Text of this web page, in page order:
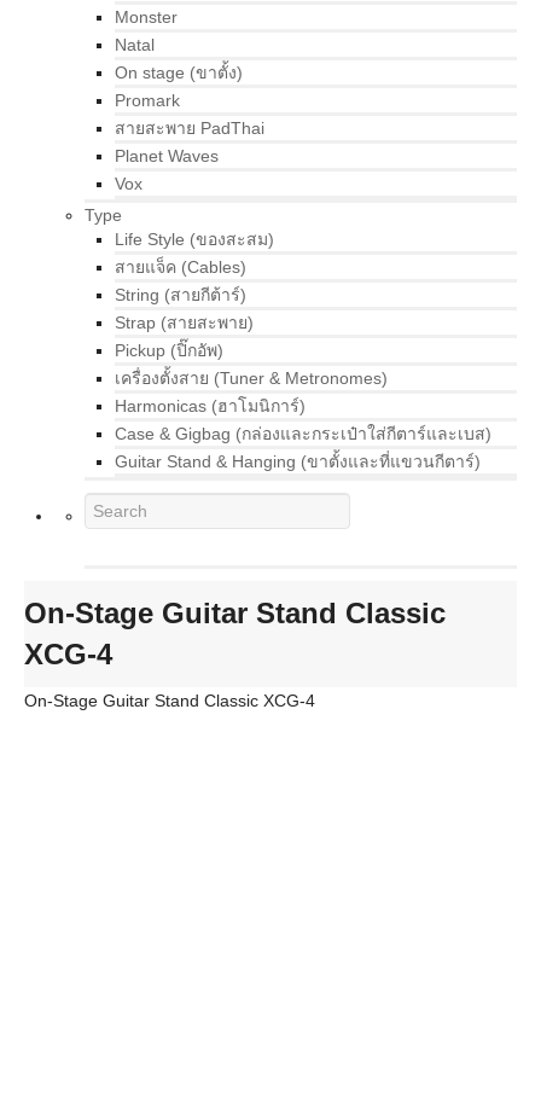
Monster
Natal
On stage (ขาตั้ง)
Promark
สายสะพาย PadThai
Planet Waves
Vox
Type
Life Style (ของสะสม)
สายแจ็ค (Cables)
String (สายกีต้าร์)
Strap (สายสะพาย)
Pickup (ปิ๊กอัพ)
เครื่องตั้งสาย (Tuner & Metronomes)
Harmonicas (ฮาโมนิการ์)
Case & Gigbag (กล่องและกระเป๋าใส่กีตาร์และเบส)
Guitar Stand & Hanging (ขาตั้งและที่แขวนกีตาร์)
On-Stage Guitar Stand Classic
XCG-4
On-Stage Guitar Stand Classic XCG-4